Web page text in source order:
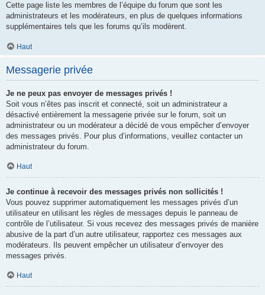
Cette page liste les membres de l’équipe du forum que sont les
administrateurs et les modérateurs, en plus de quelques informations
supplémentaires tels que les forums qu’ils modèrent.
Haut
Messagerie privée
Je ne peux pas envoyer de messages privés !
Soit vous n’êtes pas inscrit et connecté, soit un administrateur a
désactivé entièrement la messagerie privée sur le forum, soit un
administrateur ou un modérateur a décidé de vous empêcher d’envoyer
des messages privés. Pour plus d’informations, veuillez contacter un
administrateur du forum.
Haut
Je continue à recevoir des messages privés non sollicités !
Vous pouvez supprimer automatiquement les messages privés d’un
utilisateur en utilisant les règles de messages depuis le panneau de
contrôle de l’utilisateur. Si vous recevez des messages privés de manière
abusive de la part d’un autre utilisateur, rapportez ces messages aux
modérateurs. Ils peuvent empêcher un utilisateur d’envoyer des
messages privés.
Haut